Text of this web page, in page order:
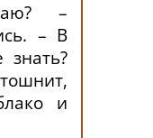
–
– В
знать?
и